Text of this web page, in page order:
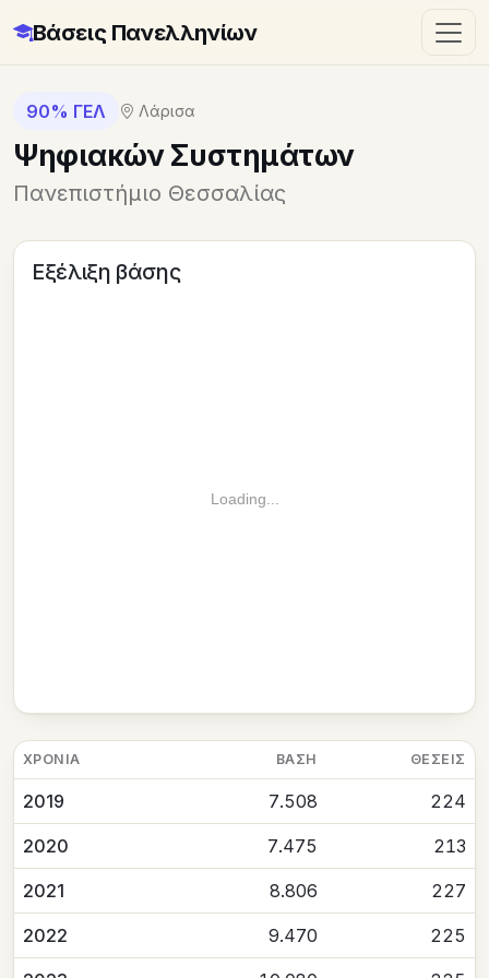
Βάσεις Πανελληνίων
90% ΓΕΛ Λάρισα
Ψηφιακών Συστημάτων
Πανεπιστήμιο Θεσσαλίας
Εξέλιξη βάσης
Loading...
ΧΡΟΝΙΆ ΒΆΣΗ ΘΈΣΕΙΣ
2019 7.508 224
2020 7.475 213
2021 8.806 227
2022 9.470 225